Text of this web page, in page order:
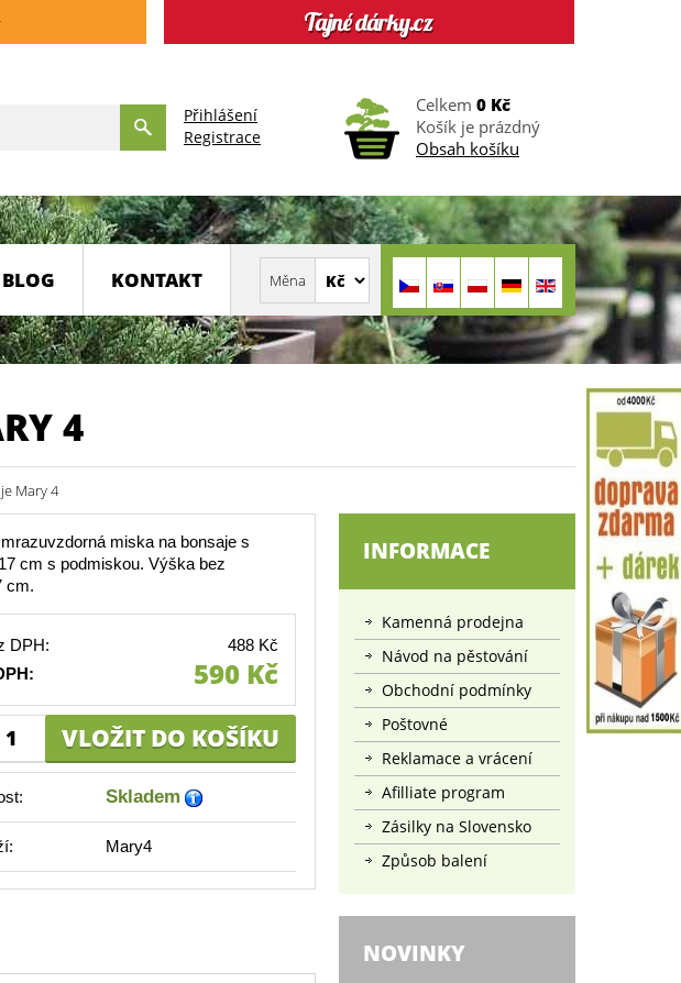
Přihlášení
Registrace
Celkem 0 Kč
Košík je prázdný
Obsah košíku
KONTAKT
4
Mary 4
miska na bonsaje s
cm s podmiskou. Výška bez
cm.
DPH:
488 Kč
590 Kč
Skladem
Mary4
INFORMACE
Kamenná prodejna
Návod na pěstování
Obchodní podmínky
Poštovné
Reklamace a vrácení
Afilliate program
Zásilky na Slovensko
Způsob balení
NOVINKY